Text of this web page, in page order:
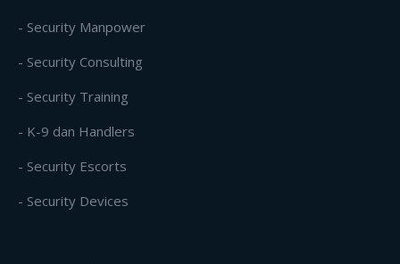
- Security Manpower
- Security Consulting
- Security Training
- K-9 dan Handlers
- Security Escorts
- Security Devices